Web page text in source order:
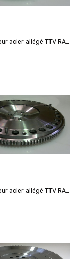
Volant moteur acier allégé TTV RACING Standard...
Volant moteur acier allégé TTV RACING Audi...